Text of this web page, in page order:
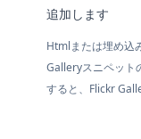
追加します
Htmlまたは埋め込
Galleryスニペット
すると、Flickr